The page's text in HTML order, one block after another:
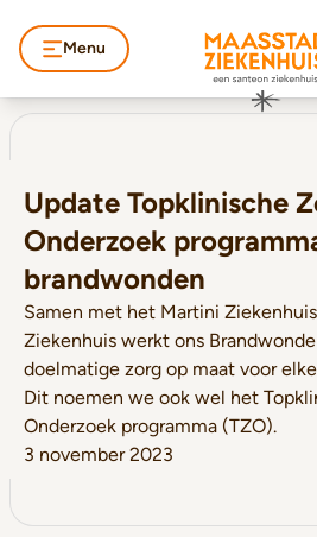
Menu
Update Topklinische
Onderzoek
brandwonden
Samen met het Martini
Ziekenhuis werkt ons
doelmatige zorg op maat voor
Dit noemen we ook wel het
Onderzoek programma (TZO).
3 november 2023